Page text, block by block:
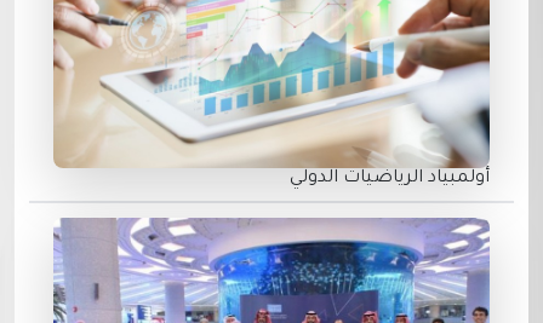
أولمبياد الرياضيات الدولي